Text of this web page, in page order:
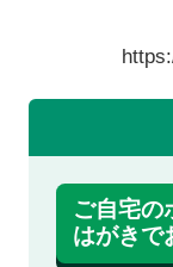
ご自宅の
はがきで